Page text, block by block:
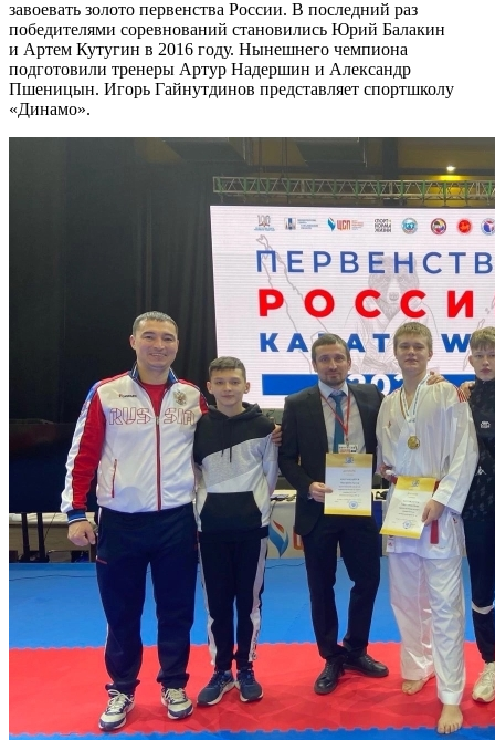
завоевать золото первенства России. В последний раз
победителями соревнований становились Юрий Балакин
и Артем Кутугин в 2016 году. Нынешнего чемпиона
подготовили тренеры Артур Надершин и Александр
Пшеницын. Игорь Гайнутдинов представляет спортшколу
«Динамо».